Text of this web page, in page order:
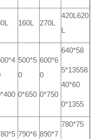
160L 270L
420L 620
L
500*5
0
0*650
600*6
0
0*750
640*58
5*13558
40*60
0*1355
790*6 890*7
780*75